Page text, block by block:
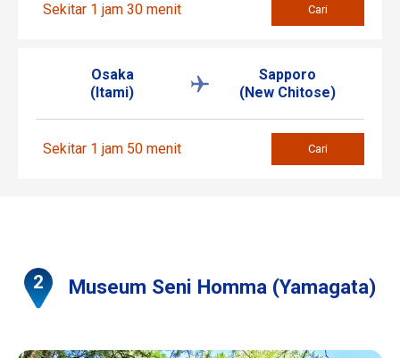
Sekitar 1 jam 30 menit Cari
Osaka
(Itami)
Sapporo
(New Chitose)
Sekitar 1 jam 50 menit Cari
Museum Seni Homma (Yamagata)